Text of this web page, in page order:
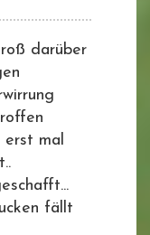
darüber
erst mal
fällt